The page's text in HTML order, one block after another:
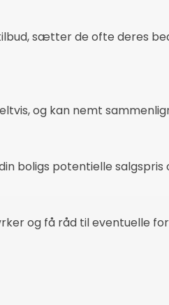
sætter de ofte deres
og kan nemt
boligs potentielle
og få råd til eventuelle